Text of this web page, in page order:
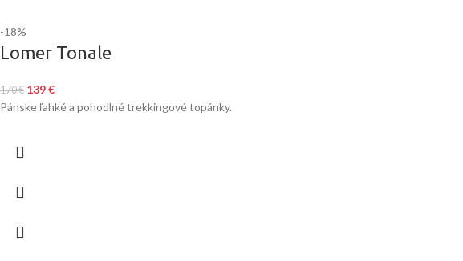
-18%
Lomer Tonale
170€ 139€
Pánske ľahké a pohodlné trekkingové topánky.